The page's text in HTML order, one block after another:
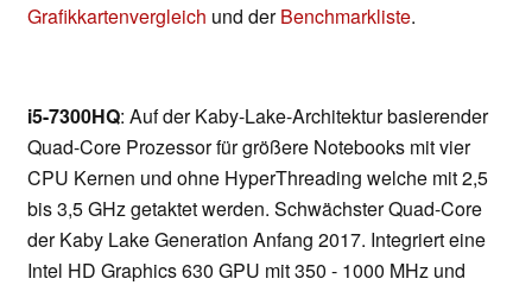
Grafikkartenvergleich und derBenchmarkliste.
i5-7300HQ: Auf der Kaby-Lake-Architektur basierender
Quad-Core Prozessor für größere Notebooks mit vier
CPU Kernen und ohne HyperThreading welche mit 2,5
bis 3,5 GHz getaktet werden. Schwächster Quad-Core
der Kaby Lake Generation Anfang 2017. Integriert eine
Intel HD Graphics 630 GPU mit 350 - 1000 MHz und